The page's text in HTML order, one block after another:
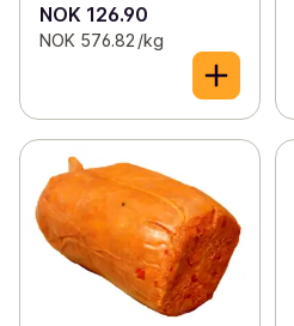
NOK 126.90
NOK 576.82 /kg